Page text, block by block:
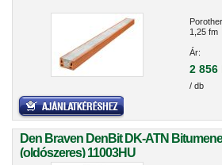
1,25 fm
Ár:
2 856
/ db
Den Braven DenBit DK-ATN
(oldószeres) 11003HU